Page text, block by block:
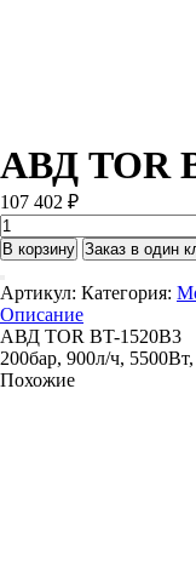
АВД TOR
107 402 ₽
Количество
товара
АВД
TOR
BT-
1520B3
В корзину Заказ в один
Артикул: Категория:
Описание
АВД TOR BT-1520B3
200бар, 900л/ч,
Похожие